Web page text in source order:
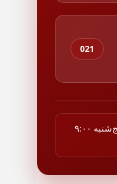
021
ساعات کاری: شنبه تا چهارشنبه ۸:۰۰ تا ۱۹:۰۰ | پنج‌شنبه ۹:۰۰